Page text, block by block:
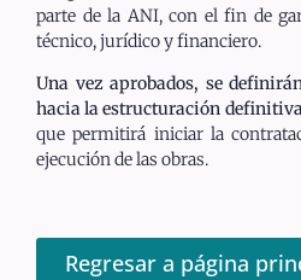
parte de la ANI, con el fin de
técnico, jurídico y financiero.
Una vez aprobados, se
hacia laestructuración definitiva
que permitirá iniciar la
ejecución de las obras.
Regresar a página